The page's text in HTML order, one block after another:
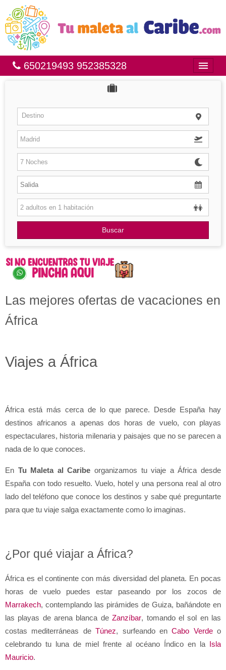
650219493 952385328
Bahía Príncipe
México
República Dominicana
Brasil
Islas
Hoteles
Destino
Buscar
Las mejores ofertas de vacaciones en
África
Viajes a África
África está más cerca de lo que parece. Desde España hay
destinos africanos a apenas dos horas de vuelo, con playas
espectaculares, historia milenaria y paisajes que no se parecen a
nada de lo que conoces.
En Tu Maleta al Caribe organizamos tu viaje a África desde
España con todo resuelto. Vuelo, hotel y una persona real al otro
lado del teléfono que conoce los destinos y sabe qué preguntarte
para que tu viaje salga exactamente como lo imaginas.
¿Por qué viajar a África?
África es el continente con más diversidad del planeta. En pocas
Marrakech, contemplando las pirámides de Guiza, bañándote en
las playas de arena blanca de Zanzíbar, tomando el sol en las
costas mediterráneas de Túnez, surfeando en Cabo Verde o
celebrando tu luna de miel frente al océano Índico en la
Isla
Mauricio.